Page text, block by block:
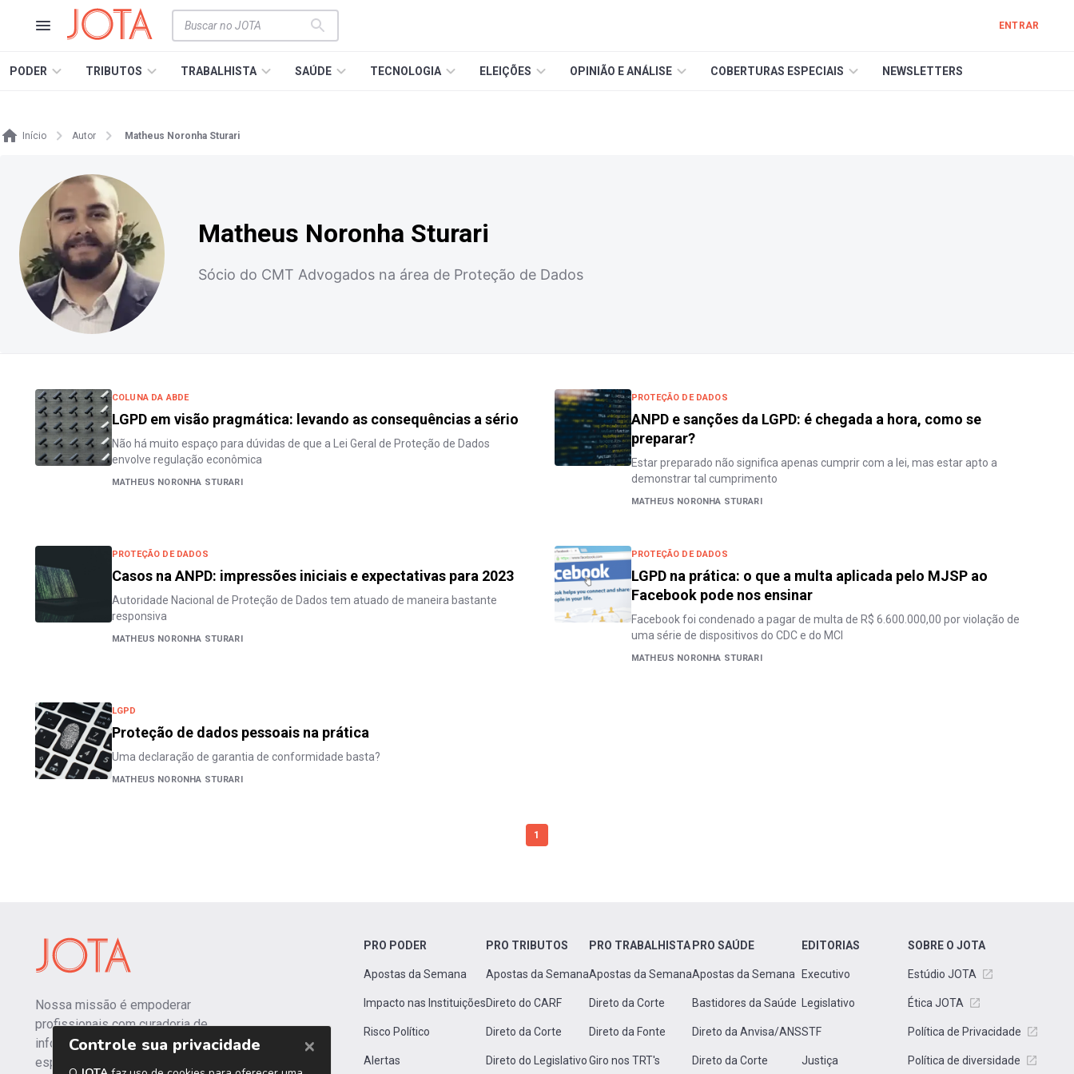
ENTRAR
PODER TRIBUTOS TRABALHISTA SAÚDE TECNOLOGIA ELEIÇÕES OPINIÃO E ANÁLISE COBERTURAS ESPECIAIS NEWSLETTERS
Início Autor Matheus Noronha Sturari
Matheus Noronha Sturari
Sócio do CMT Advogados na área de Proteção de Dados
COLUNA DA ABDE
LGPD em visão pragmática: levando as consequências a sério
Não há muito espaço para dúvidas de que a Lei Geral de Proteção de Dados
envolve regulação econômica
MATHEUS NORONHA STURARI
PROTEÇÃO DE DADOS
ANPD e sanções da LGPD: é chegada a hora, como se
preparar?
Estar preparado não significa apenas cumprir com a lei, mas estar apto a
demonstrar tal cumprimento
MATHEUS NORONHA STURARI
PROTEÇÃO DE DADOS
Casos na ANPD: impressões iniciais e expectativas para 2023
Autoridade Nacional de Proteção de Dados tem atuado de maneira bastante
responsiva
MATHEUS NORONHA STURARI
PROTEÇÃO DE DADOS
LGPD na prática: o que a multa aplicada pelo MJSP ao
Facebook pode nos ensinar
Facebook foi condenado a pagar de multa de R$ 6.600.000,00 por violação de
uma série de dispositivos do CDC e do MCI
MATHEUS NORONHA STURARI
LGPD
Proteção de dados pessoais na prática
Uma declaração de garantia de conformidade basta?
MATHEUS NORONHA STURARI
1
Nossa missão é empoderar
profissionais com curadoria de
informações independentes e
especializadas.
PRO PODER
Apostas da Semana
Impacto nas Instituições
Risco Político
Alertas
PRO TRIBUTOS
Apostas da Semana
Direto do CARF
Direto da Corte
Direto do Legislativo
PRO TRABALHISTA
Apostas da Semana
Direto da Corte
Direto da Fonte
Giro nos TRT's
PRO SAÚDE
Apostas da Semana
Bastidores da Saúde
Direto da Anvisa/ANS
Direto da Corte
EDITORIAS
Executivo
Legislativo
STF
Justiça
SOBRE O JOTA
Estúdio JOTA
Ética JOTA
Política de Privacidade
Política de diversidade